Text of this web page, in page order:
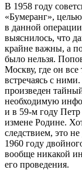
В 1958 году
«Бумеранг»,
в данной
выяснилось, что
крайне важны, а
было нельзя.
Москву, где он все
встречаясь с
произведен
необходимую
и в 59-м году
измене Родине.
следствием, это
1960 году
вообще никакой
его проведения.